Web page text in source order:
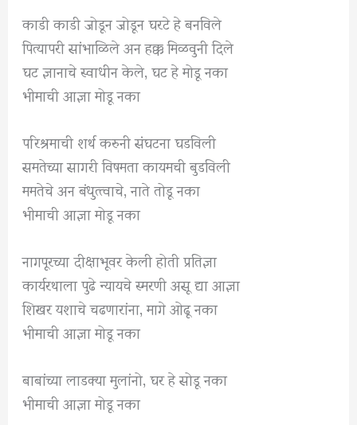
काडी काडी जोडून जोडून घरटे हे बनविले
पित्यापरी सांभाळिले अन हक्क मिळवुनी दिले
घट ज्ञानाचे स्वाधीन केले, घट हे मोडू नका
भीमाची आज्ञा मोडू नका
परिश्रमाची शर्थ करुनी संघटना घडविली
समतेच्या सागरी विषमता कायमची बुडविली
ममतेचे अन बंधुत्त्वाचे, नाते तोडू नका
भीमाची आज्ञा मोडू नका
नागपूरच्या दीक्षाभूवर केली होती प्रतिज्ञा
कार्यरथाला पुढे न्यायचे स्मरणी असू द्या आज्ञा
शिखर यशाचे चढणारांना, मागे ओढू नका
भीमाची आज्ञा मोडू नका
बाबांच्या लाडक्या मुलांनो, घर हे सोडू नका
भीमाची आज्ञा मोडू नका